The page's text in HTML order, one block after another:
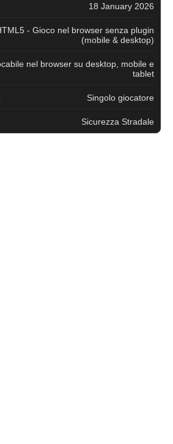
18 January 2026
- Gioco nel browser senza plugin
(mobile & desktop)
nel browser su desktop, mobile e
tablet
Singolo giocatore
Sicurezza Stradale